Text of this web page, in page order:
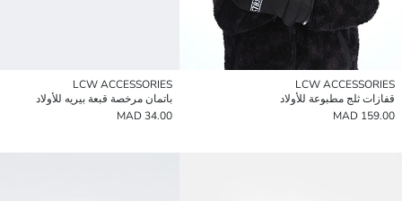
LCW ACCESSORIES
قفازات ثلج مطبوعة للأولاد
159.00 MAD
LCW ACCESSORIES
باتمان مرخصة قبعة بيريه للأولاد
34.00 MAD